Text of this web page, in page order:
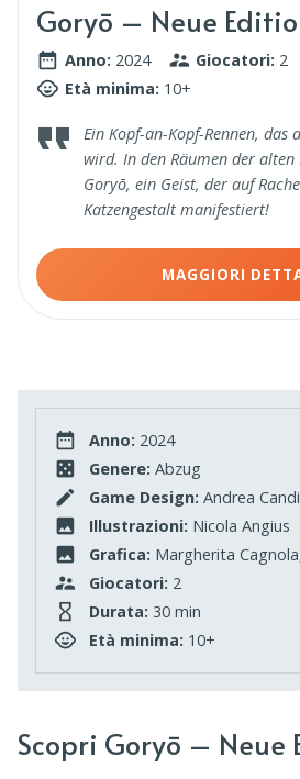
Goryō – Neue
Anno: 2024 Giocatori: 2
Età minima: 10+
Ein Kopf-an-Kopf-Rennen, das
wird. In den Räumen der
Goryō, ein Geist, der auf
Katzengestalt manifestiert!
MAGGIORI
Anno: 2024
Genere: Abzug
Game Design: Andrea
Illustrazioni: Nicola Angius
Grafica: Margherita
Giocatori: 2
Durata: 30 min
Età minima: 10+
Scopri Goryō – Neue